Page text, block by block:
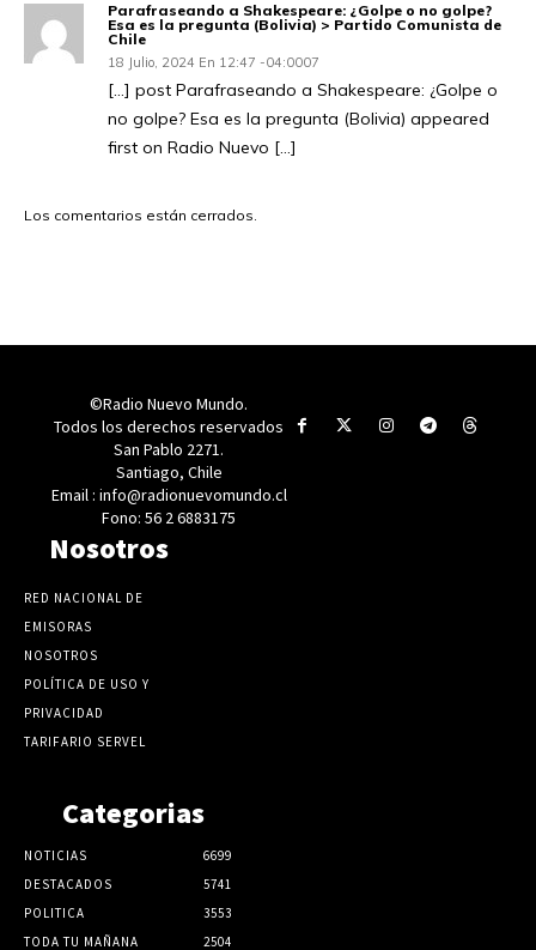
Parafraseando a Shakespeare: ¿Golpe o no golpe?
Esa es la pregunta (Bolivia) > Partido Comunista de
Chile
18 Julio, 2024 En 12:47 -04:0007
[…] post Parafraseando a Shakespeare: ¿Golpe o
no golpe? Esa es la pregunta (Bolivia) appeared
first on Radio Nuevo […]
Los comentarios están cerrados.
©Radio Nuevo Mundo.
Todos los derechos reservados
San Pablo 2271.
Santiago, Chile
Email : info@radionuevomundo.cl
Fono: 56 2 6883175
Nosotros
RED NACIONAL DE
EMISORAS
NOSOTROS
POLÍTICA DE USO Y
PRIVACIDAD
TARIFARIO SERVEL
Categorias
NOTICIAS
6699
DESTACADOS
5741
POLITICA
3553
TODA TU MAÑANA
2504